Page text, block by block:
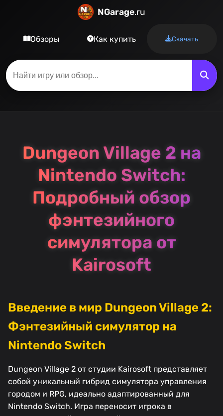
NGarage.ru
Обзоры Как купить Скачать
Dungeon Village 2 на
Nintendo Switch:
Подробный обзор
фэнтезийного
симулятора от
Kairosoft
Введение в мир Dungeon Village 2:
Фэнтезийный симулятор на
Nintendo Switch
Dungeon Village 2 от студии Kairosoft представляет
собой уникальный гибрид симулятора управления
городом и RPG, идеально адаптированный для
Nintendo Switch. Игра переносит игрока в